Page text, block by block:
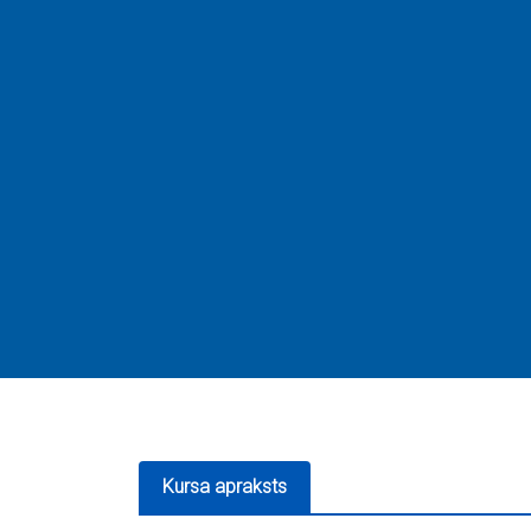
Kursa apraksts